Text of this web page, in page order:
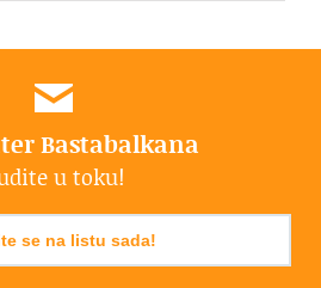
Bastabalkana
u toku!
se na listu sada!